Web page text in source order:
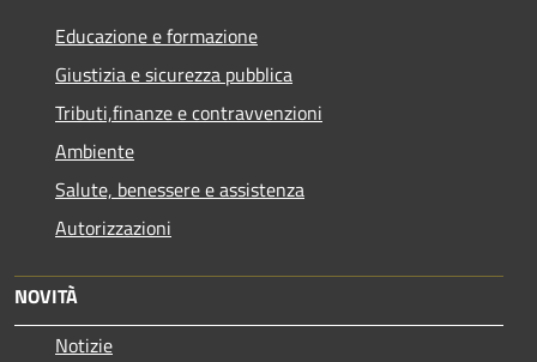
Educazione e formazione
Giustizia e sicurezza pubblica
Tributi,finanze e contravvenzioni
Ambiente
Salute, benessere e assistenza
Autorizzazioni
NOVITÀ
Notizie